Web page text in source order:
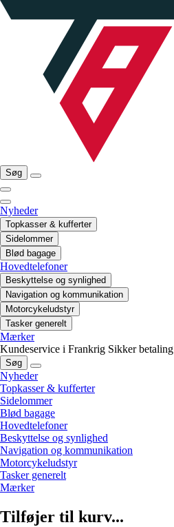
Søg
Nyheder
Topkasser & kufferter
Sidelommer
Blød bagage
Hovedtelefoner
Beskyttelse og synlighed
Navigation og kommunikation
Motorcykeludstyr
Tasker generelt
Mærker
Kundeservice i Frankrig Sikker betaling
Søg
Nyheder
Topkasser & kufferter
Sidelommer
Blød bagage
Hovedtelefoner
Beskyttelse og synlighed
Navigation og kommunikation
Motorcykeludstyr
Tasker generelt
Mærker
Tilføjer til kurv...